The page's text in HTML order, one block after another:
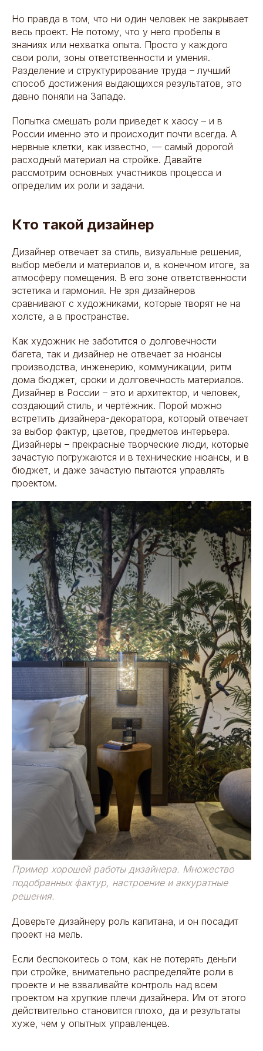
Но правда в том, что ни один человек не закрывает
весь проект. Не потому, что у него пробелы в
знаниях или нехватка опыта. Просто у каждого
свои роли, зоны ответственности и умения.
Разделение и структурирование труда – лучший
способ достижения выдающихся результатов, это
давно поняли на Западе.
Попытка смешать роли приведет к хаосу – и в
России именно это и происходит почти всегда. А
нервные клетки, как известно, — самый дорогой
расходный материал на стройке. Давайте
рассмотрим основных участников процесса и
определим их роли и задачи.
Кто такой дизайнер
Дизайнер отвечает за стиль, визуальные решения,
выбор мебели и материалов и, в конечном итоге, за
атмосферу помещения. В его зоне ответственности
эстетика и гармония. Не зря дизайнеров
сравнивают с художниками, которые творят не на
холсте, а в пространстве.
Как художник не заботится о долговечности
багета, так и дизайнер не отвечает за нюансы
производства, инженерию, коммуникации, ритм
дома бюджет, сроки и долговечность материалов.
Дизайнер в России – это и архитектор, и человек,
создающий стиль, и чертёжник. Порой можно
встретить дизайнера-декоратора, который отвечает
за выбор фактур, цветов, предметов интерьера.
Дизайнеры – прекрасные творческие люди, которые
зачастую погружаются и в технические нюансы, и в
бюджет, и даже зачастую пытаются управлять
проектом.
Пример хорошей работы дизайнера. Множество
подобранных фактур, настроение и аккуратные
решения.
Доверьте дизайнеру роль капитана, и он посадит
проект на мель.
Если беспокоитесь о том, как не потерять деньги
при стройке, внимательно распределяйте роли в
проекте и не взваливайте контроль над всем
проектом на хрупкие плечи дизайнера. Им от этого
действительно становится плохо, да и результаты
хуже, чем у опытных управленцев.